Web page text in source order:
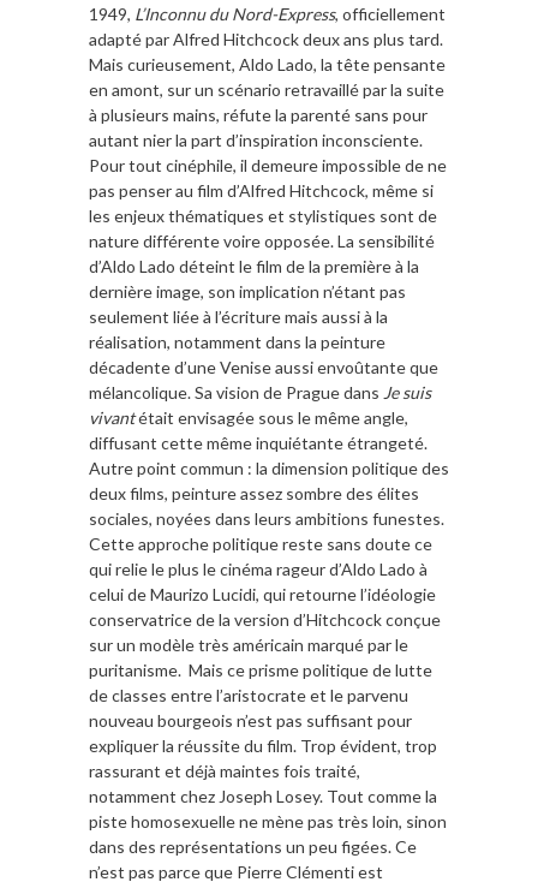
1949, L’Inconnu du Nord-Express, officiellement
adapté par Alfred Hitchcock deux ans plus tard.
Mais curieusement, Aldo Lado, la tête pensante
en amont, sur un scénario retravaillé par la suite
à plusieurs mains, réfute la parenté sans pour
autant nier la part d’inspiration inconsciente.
Pour tout cinéphile, il demeure impossible de ne
pas penser au film d’Alfred Hitchcock, même si
les enjeux thématiques et stylistiques sont de
nature différente voire opposée. La sensibilité
d’Aldo Lado déteint le film de la première à la
dernière image, son implication n’étant pas
seulement liée à l’écriture mais aussi à la
réalisation, notamment dans la peinture
décadente d’une Venise aussi envoûtante que
mélancolique. Sa vision de Prague dans Je suis
vivantétait envisagée sous le même angle,
diffusant cette même inquiétante étrangeté.
Autre point commun : la dimension politique des
deux films, peinture assez sombre des élites
sociales, noyées dans leurs ambitions funestes.
Cette approche politique reste sans doute ce
qui relie le plus le cinéma rageur d’Aldo Lado à
celui de Maurizo Lucidi, qui retourne l’idéologie
conservatrice de la version d’Hitchcock conçue
sur un modèle très américain marqué par le
puritanisme. Mais ce prisme politique de lutte
de classes entre l’aristocrate et le parvenu
nouveau bourgeois n’est pas suffisant pour
expliquer la réussite du film. Trop évident, trop
rassurant et déjà maintes fois traité,
notamment chez Joseph Losey. Tout comme la
piste homosexuelle ne mène pas très loin, sinon
dans des représentations un peu figées. Ce
n’est pas parce que Pierre Clémenti est